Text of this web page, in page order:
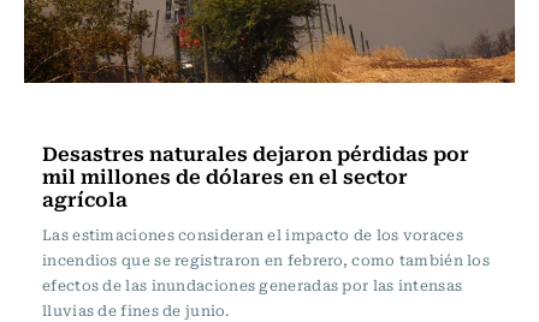
Desastres naturales dejaron pérdidas por
mil millones de dólares en el sector
agrícola
Las estimaciones consideran el impacto de los voraces
incendios que se registraron en febrero, como también los
efectos de las inundaciones generadas por las intensas
lluvias de fines de junio.